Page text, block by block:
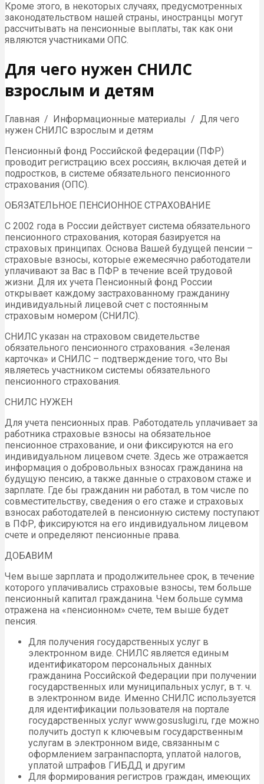
Кроме этого, в некоторых случаях, предусмотренных
законодательством нашей страны, иностранцы могут
рассчитывать на пенсионные выплаты, так как они
являются участниками ОПС.
Для чего нужен СНИЛС
взрослым и детям
Главная / Информационные материалы / Для чего
нужен СНИЛС взрослым и детям
Пенсионный фонд Российской федерации (ПФР)
проводит регистрацию всех россиян, включая детей и
подростков, в системе обязательного пенсионного
страхования (ОПС).
ОБЯЗАТЕЛЬНОЕ ПЕНСИОННОЕ СТРАХОВАНИЕ
С 2002 года в России действует система обязательного
пенсионного страхования, которая базируется на
страховых принципах. Основа Вашей будущей пенсии –
страховые взносы, которые ежемесячно работодатели
уплачивают за Вас в ПФР в течение всей трудовой
жизни. Для их учета Пенсионный фонд России
открывает каждому застрахованному гражданину
индивидуальный лицевой счет с постоянным
страховым номером (СНИЛС).
СНИЛС указан на страховом свидетельстве
обязательного пенсионного страхования. «Зеленая
карточка» и СНИЛС – подтверждение того, что Вы
являетесь участником системы обязательного
пенсионного страхования.
СНИЛС НУЖЕН
Для учета пенсионных прав. Работодатель уплачивает за
работника страховые взносы на обязательное
пенсионное страхование, и они фиксируются на его
индивидуальном лицевом счете. Здесь же отражается
информация о добровольных взносах гражданина на
будущую пенсию, а также данные о страховом стаже и
зарплате. Где бы гражданин ни работал, в том числе по
совместительству, сведения о его стаже и страховых
взносах работодателей в пенсионную систему поступают
в ПФР, фиксируются на его индивидуальном лицевом
счете и определяют пенсионные права.
ДОБАВИМ
Чем выше зарплата и продолжительнее срок, в течение
которого уплачивались страховые взносы, тем больше
пенсионный капитал гражданина. Чем больше сумма
отражена на «пенсионном» счете, тем выше будет
пенсия.
Для получения государственных услуг в
электронном виде. СНИЛС является единым
идентификатором персональных данных
гражданина Российской Федерации при получении
государственных или муниципальных услуг, в т. ч.
в электронном виде. Именно СНИЛС используется
для идентификации пользователя на портале
государственных услуг www.gоsuslugi.ru, где можно
получить доступ к ключевым государственным
услугам в электронном виде, связанным с
оформлением загранпаспорта, уплатой налогов,
уплатой штрафов ГИБДД и другим
Для формирования регистров граждан, имеющих